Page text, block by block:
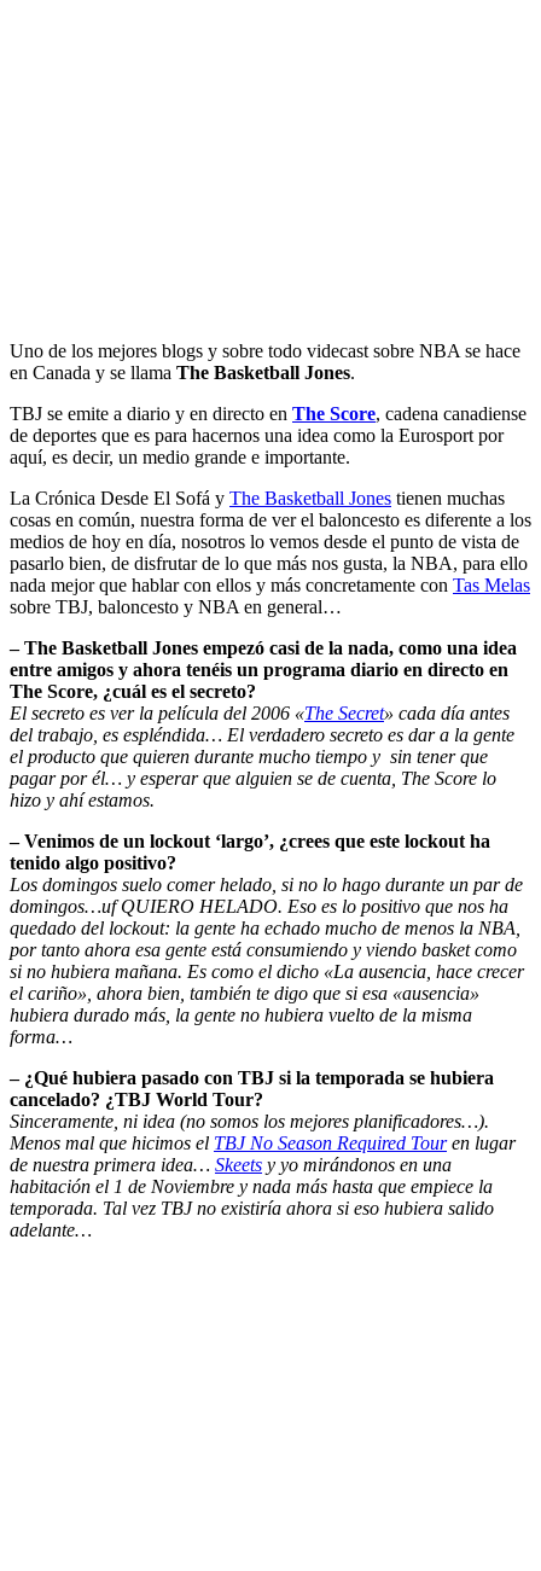
Uno de los mejores blogs y sobre todo videcast sobre NBA se hace
en Canada y se llama The Basketball Jones.
TBJ se emite a diario y en directo en The Score, cadena canadiense
de deportes que es para hacernos una idea como la Eurosport por
aquí, es decir, un medio grande e importante.
La Crónica Desde El Sofá y The Basketball Jones tienen muchas
cosas en común, nuestra forma de ver el baloncesto es diferente a los
medios de hoy en día, nosotros lo vemos desde el punto de vista de
pasarlo bien, de disfrutar de lo que más nos gusta, la NBA, para ello
nada mejor que hablar con ellos y más concretamente con Tas Melas
sobre TBJ, baloncesto y NBA en general…
– The Basketball Jones empezó casi de la nada, como una idea
entre amigos y ahora tenéis un programa diario en directo en
The Score, ¿cuál es el secreto?
El secreto es ver la película del 2006 «The Secret» cada día antes
del trabajo, es espléndida… El verdadero secreto es dar a la gente
el producto que quieren durante mucho tiempo y sin tener que
pagar por él… y esperar que alguien se de cuenta, The Score lo
hizo y ahí estamos.
– Venimos de un lockout ‘largo’, ¿crees que este lockout ha
tenido algo positivo?
Los domingos suelo comer helado, si no lo hago durante un par de
domingos…uf QUIERO HELADO. Eso es lo positivo que nos ha
quedado del lockout: la gente ha echado mucho de menos la NBA,
por tanto ahora esa gente está consumiendo y viendo basket como
si no hubiera mañana. Es como el dicho «La ausencia, hace crecer
el cariño», ahora bien, también te digo que si esa «ausencia»
hubiera durado más, la gente no hubiera vuelto de la misma
forma…
– ¿Qué hubiera pasado con TBJ si la temporada se hubiera
cancelado? ¿TBJ World Tour?
Sinceramente, ni idea (no somos los mejores planificadores…).
Menos mal que hicimos el TBJ No Season Required Touren lugar
de nuestra primera idea… Skeets y yo mirándonos en una
habitación el 1 de Noviembre y nada más hasta que empiece la
temporada. Tal vez TBJ no existiría ahora si eso hubiera salido
adelante…